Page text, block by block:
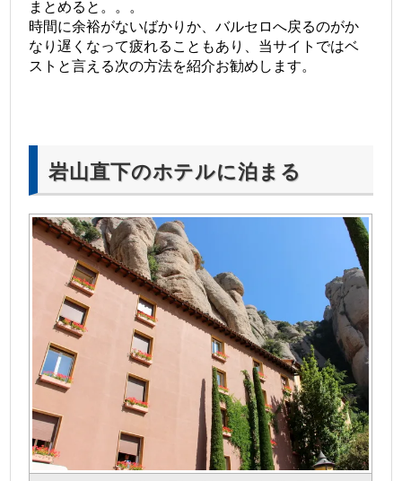
まとめると。。。
時間に余裕がないばかりか、バルセロへ戻るのがか
なり遅くなって疲れることもあり、当サイトではベ
ストと言える次の方法を紹介お勧めします。
岩山直下のホテルに泊まる